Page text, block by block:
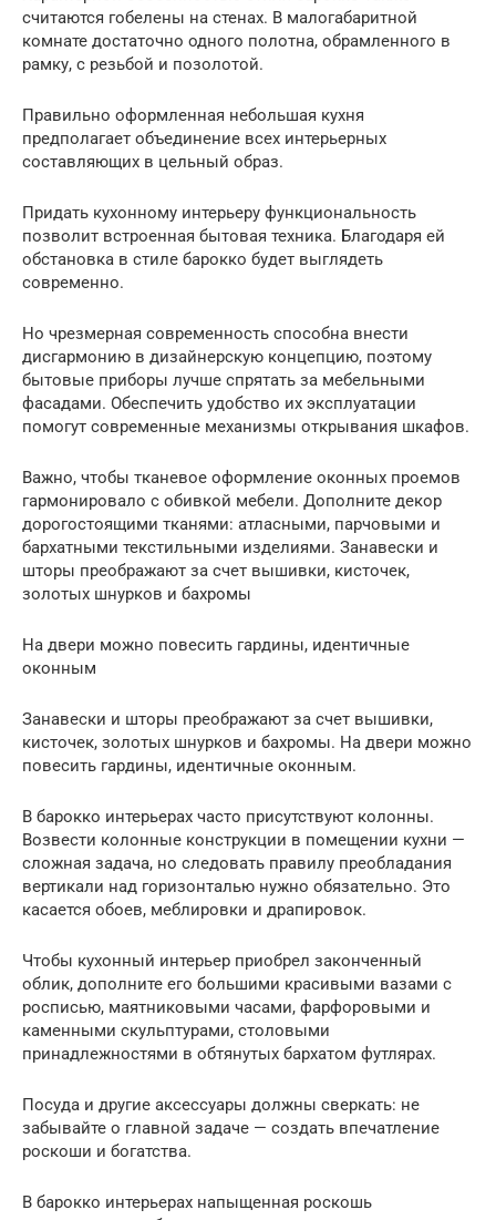
считаются гобелены на стенах. В малогабаритной
комнате достаточно одного полотна, обрамленного в
рамку, с резьбой и позолотой.
Правильно оформленная небольшая кухня
предполагает объединение всех интерьерных
составляющих в цельный образ.
Придать кухонному интерьеру функциональность
позволит встроенная бытовая техника. Благодаря ей
обстановка в стиле барокко будет выглядеть
современно.
Но чрезмерная современность способна внести
дисгармонию в дизайнерскую концепцию, поэтому
бытовые приборы лучше спрятать за мебельными
фасадами. Обеспечить удобство их эксплуатации
помогут современные механизмы открывания шкафов.
Важно, чтобы тканевое оформление оконных проемов
гармонировало с обивкой мебели. Дополните декор
дорогостоящими тканями: атласными, парчовыми и
бархатными текстильными изделиями. Занавески и
шторы преображают за счет вышивки, кисточек,
золотых шнурков и бахромы
На двери можно повесить гардины, идентичные
оконным
Занавески и шторы преображают за счет вышивки,
кисточек, золотых шнурков и бахромы. На двери можно
повесить гардины, идентичные оконным.
В барокко интерьерах часто присутствуют колонны.
Возвести колонные конструкции в помещении кухни —
сложная задача, но следовать правилу преобладания
вертикали над горизонталью нужно обязательно. Это
касается обоев, меблировки и драпировок.
Чтобы кухонный интерьер приобрел законченный
облик, дополните его большими красивыми вазами с
росписью, маятниковыми часами, фарфоровыми и
каменными скульптурами, столовыми
принадлежностями в обтянутых бархатом футлярах.
Посуда и другие аксессуары должны сверкать: не
забывайте о главной задаче — создать впечатление
роскоши и богатства.
В барокко интерьерах напыщенная роскошь